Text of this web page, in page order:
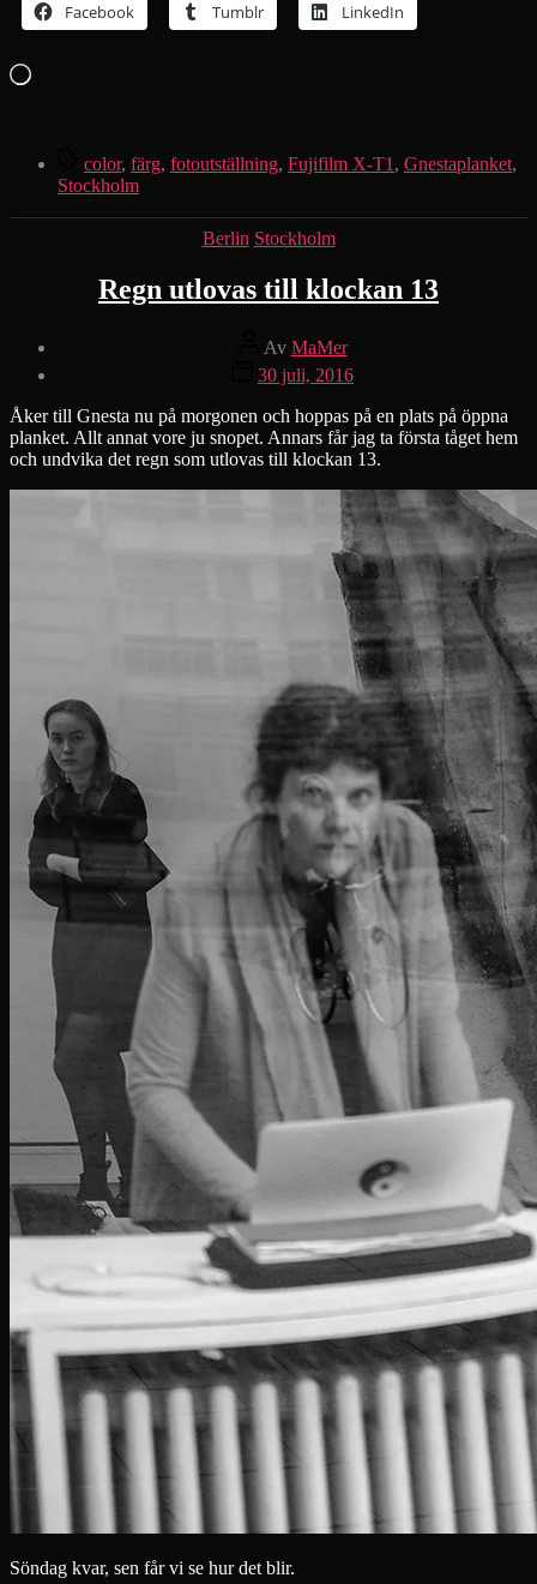
Facebook Tumblr LinkedIn
Laddar
Etiketter
color, färg, fotoutställning, Fujifilm X-T1 , Gnestaplanket,
Stockholm
Kategorier
Berlin Stockholm
Regn utlovas till klockan 13
Inläggsförfattare
Av MaMer
Inläggsdatum
30 juli, 2016
Åker till Gnesta nu på morgonen och hoppas på en plats på öppna
planket. Allt annat vore ju snopet. Annars får jag ta första tåget hem
och undvika det regn som utlovas till klockan 13.
Söndag kvar, sen får vi se hur det blir.